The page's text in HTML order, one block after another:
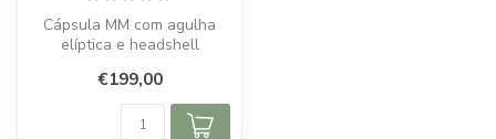
Cápsula MM com agulha
elíptica e headshell
reprodução vinil deta...
€199,00